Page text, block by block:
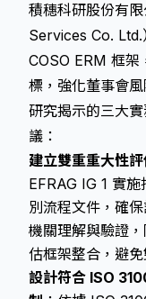
積穗科研股份有
Services Co.
COSO ERM 框架
標，強化董事會
研究揭示的三大
議：
建立雙重重大性
EFRAG IG 1 實
別流程文件，確
機關理解與驗證
估框架整合，避免
設計符合 ISO